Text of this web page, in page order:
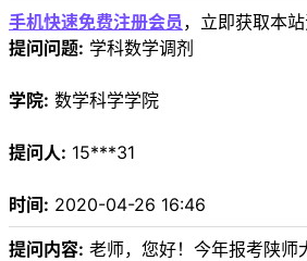
手机快速免费注册会员 ，立即获取本
提问问题: 学科数学调剂
学院: 数学科学学院
提问人: 15***31
时间: 2020-04-26 16:46
提问内容: 老师，您好！今年报考陕